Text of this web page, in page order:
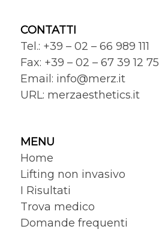
CONTATTI
Tel.: +39 – 02 – 66 989 111
Fax: +39 – 02 – 67 39 12 75
Email: info@merz.it
URL: merzaesthetics.it
MENU
Home
Lifting non invasivo
I Risultati
Trova medico
Domande frequenti